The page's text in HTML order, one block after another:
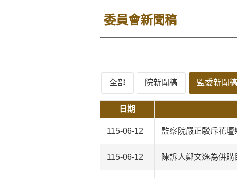
委員會新聞稿
全部 院新聞稿 監委新聞稿
日期
115-06-12 監察院嚴正駁斥花
115-06-12 陳訴人鄭文逸為併